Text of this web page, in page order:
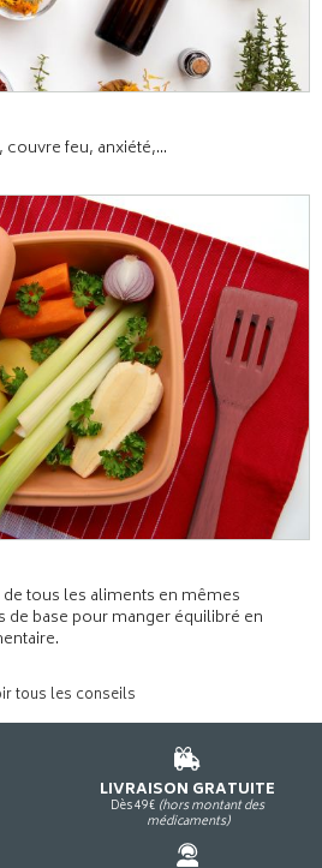
feu, anxiété,...
tous les aliments en mêmes
de base pour manger équilibré en
tous les conseils
LIVRAISON GRATUITE
Dès 49€ (hors montant des
médicaments)